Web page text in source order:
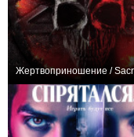
Жертвоприношение /